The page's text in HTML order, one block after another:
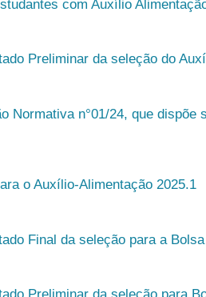
com Auxílio
Preliminar da seleção do
Normativa n°01/24, que
o Auxílio-Alimentação 2025.1
Final da seleção para a